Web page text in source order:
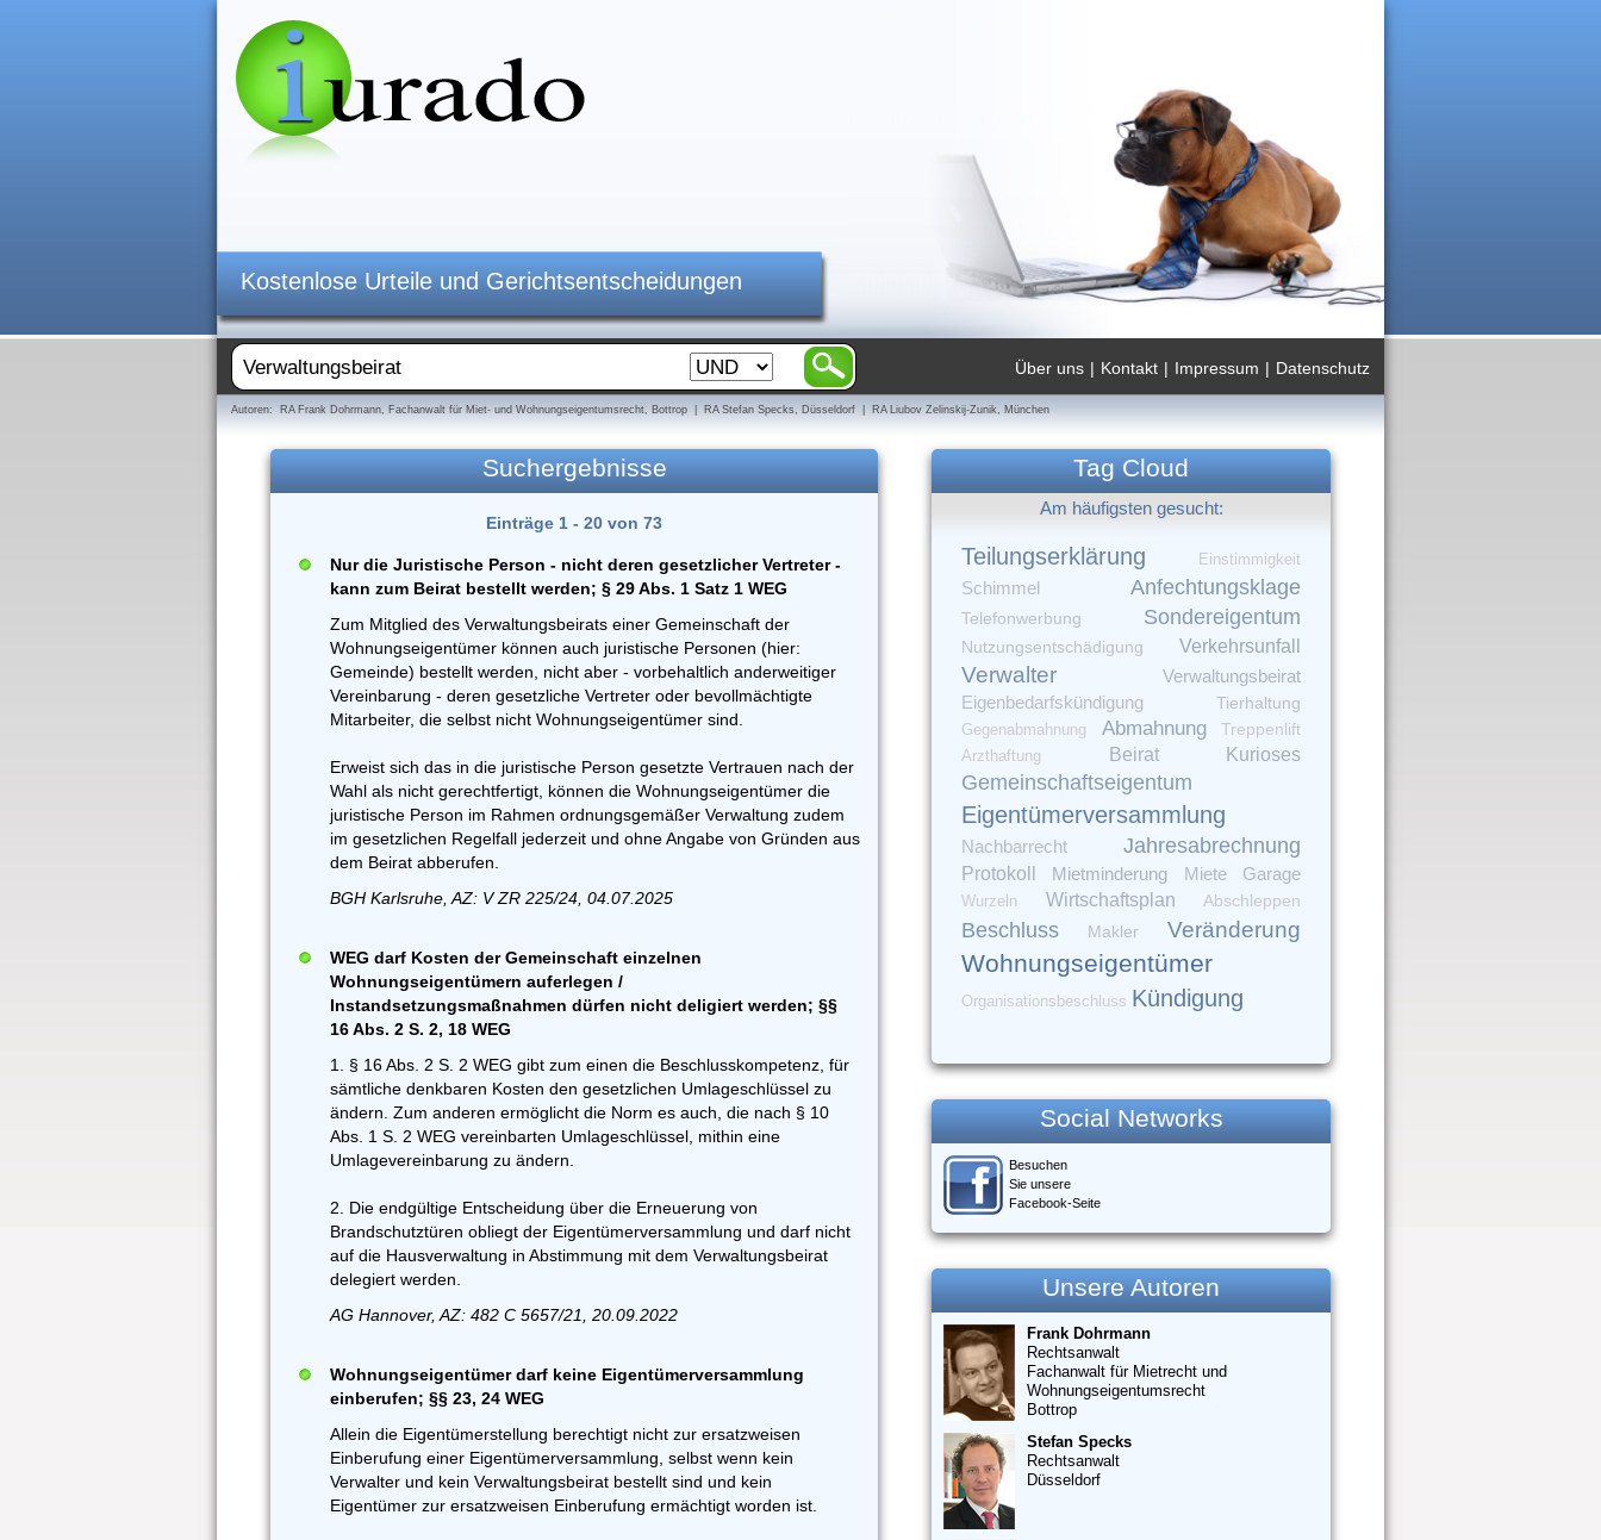
Kostenlose Urteile und Gerichtsentscheidungen
Datenschutz
|
Impressum
|
Kontakt
|
Über uns
Autoren: RA Frank Dohrmann, Fachanwalt für Miet- und Wohnungseigentumsrecht, Bottrop | RA Stefan Specks, Düsseldorf | RA Liubov Zelinskij-Zunik, München
Suchergebnisse
Einträge 1 - 20 von 73
Nur die Juristische Person - nicht deren gesetzlicher Vertreter -
kann zum Beirat bestellt werden; § 29 Abs. 1 Satz 1 WEG
Zum Mitglied des Verwaltungsbeirats einer Gemeinschaft der
Wohnungseigentümer können auch juristische Personen (hier:
Gemeinde) bestellt werden, nicht aber - vorbehaltlich anderweitiger
Vereinbarung - deren gesetzliche Vertreter oder bevollmächtigte
Mitarbeiter, die selbst nicht Wohnungseigentümer sind.
Erweist sich das in die juristische Person gesetzte Vertrauen nach der
Wahl als nicht gerechtfertigt, können die Wohnungseigentümer die
juristische Person im Rahmen ordnungsgemäßer Verwaltung zudem
im gesetzlichen Regelfall jederzeit und ohne Angabe von Gründen aus
dem Beirat abberufen.
BGH Karlsruhe, AZ: V ZR 225/24, 04.07.2025
WEG darf Kosten der Gemeinschaft einzelnen
Wohnungseigentümern auferlegen /
Instandsetzungsmaßnahmen dürfen nicht deligiert werden; §§
16 Abs. 2 S. 2, 18 WEG
1. § 16 Abs. 2 S. 2 WEG gibt zum einen die Beschlusskompetenz, für
sämtliche denkbaren Kosten den gesetzlichen Umlageschlüssel zu
ändern. Zum anderen ermöglicht die Norm es auch, die nach § 10
Abs. 1 S. 2 WEG vereinbarten Umlageschlüssel, mithin eine
Umlagevereinbarung zu ändern.
2. Die endgültige Entscheidung über die Erneuerung von
Brandschutztüren obliegt der Eigentümerversammlung und darf nicht
auf die Hausverwaltung in Abstimmung mit dem Verwaltungsbeirat
delegiert werden.
AG Hannover, AZ: 482 C 5657/21, 20.09.2022
Wohnungseigentümer darf keine Eigentümerversammlung
einberufen; §§ 23, 24 WEG
Allein die Eigentümerstellung berechtigt nicht zur ersatzweisen
Einberufung einer Eigentümerversammlung, selbst wenn kein
Verwalter und kein Verwaltungsbeirat bestellt sind und kein
Eigentümer zur ersatzweisen Einberufung ermächtigt worden ist.
Tag Cloud
Am häufigsten gesucht:
Teilungserklärung Einstimmigkeit
Schimmel Anfechtungsklage
Telefonwerbung Sondereigentum
Nutzungsentschädigung Verkehrsunfall
Verwalter Verwaltungsbeirat
Eigenbedarfskündigung Tierhaltung
Gegenabmahnung Abmahnung
Treppenlift
Arzthaftung
Beirat Kurioses
Gemeinschaftseigentum
Eigentümerversammlung
Nachbarrecht Jahresabrechnung
Protokoll Mietminderung Miete Garage
Wurzeln Wirtschaftsplan Abschleppen
Beschluss Makler Veränderung
Wohnungseigentümer
Organisationsbeschluss Kündigung
Social Networks
Besuchen
Sie unsere
Facebook-Seite
Unsere Autoren
Frank Dohrmann
Rechtsanwalt
Fachanwalt für Mietrecht und
Wohnungseigentumsrecht
Bottrop
Stefan Specks
Rechtsanwalt
Düsseldorf